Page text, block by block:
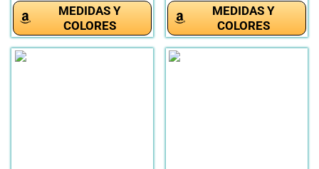
MEDIDAS Y
COLORES
MEDIDAS Y
COLORES